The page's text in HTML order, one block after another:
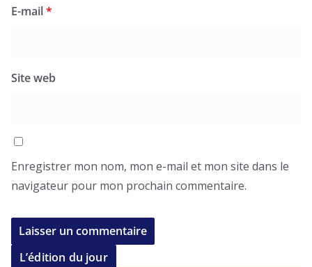
E-mail*
Site web
Enregistrer mon nom, mon e-mail et mon site dans le
navigateur pour mon prochain commentaire.
L’édition du jour